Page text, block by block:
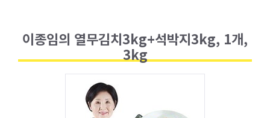
이종임의 열무김치3kg+석박지3kg, 1개,
3kg